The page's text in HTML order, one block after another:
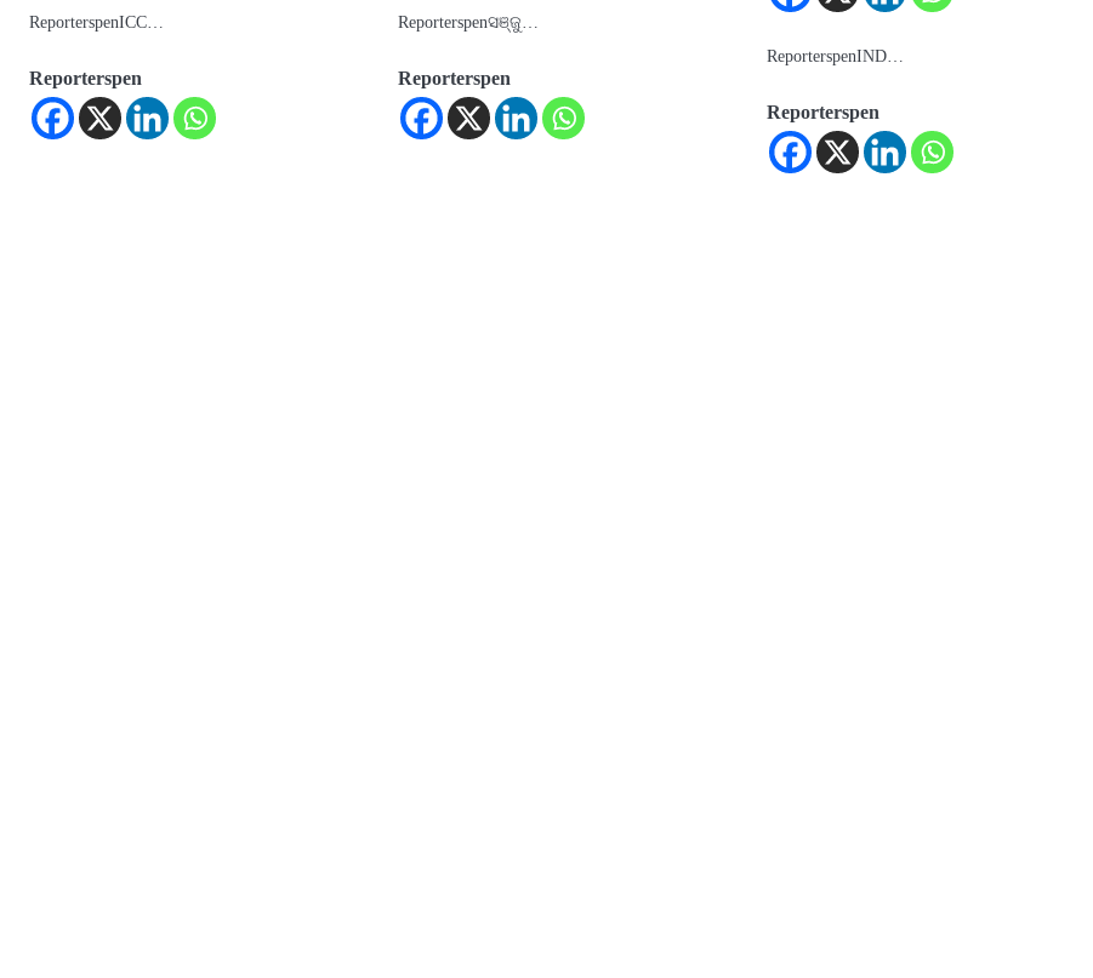
ReporterspenICC…
Reporterspen
Reporterspenସଞ୍ଜୁ…
Reporterspen
ReporterspenIND…
Reporterspen